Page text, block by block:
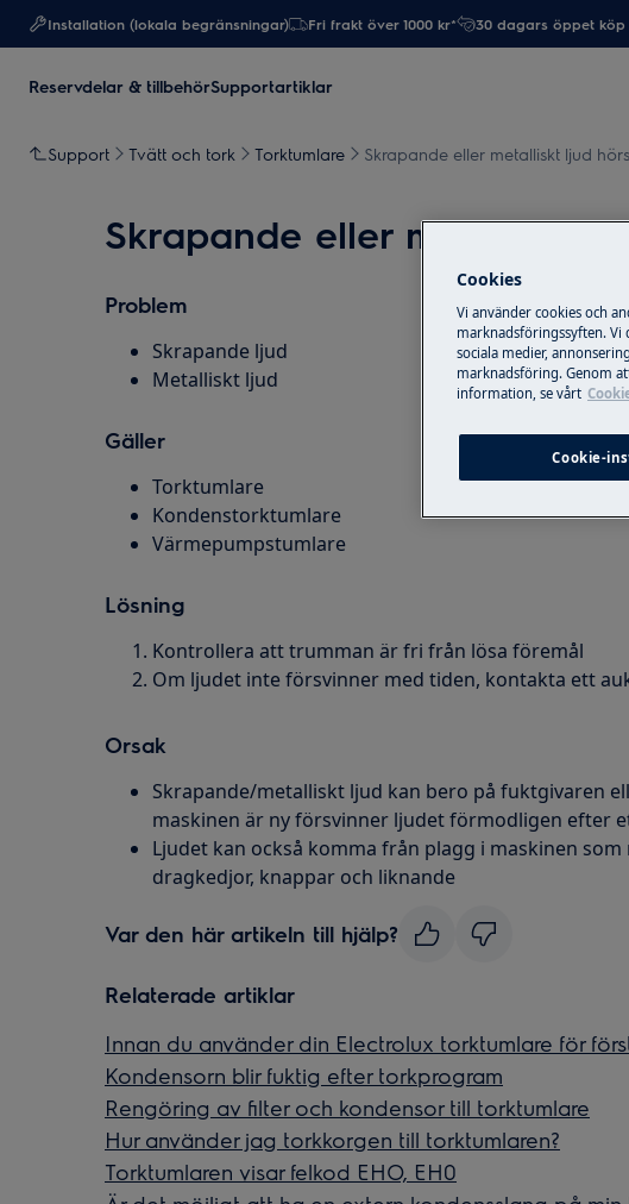
Installation (lokala begränsningar) Fri frakt över 1000 kr* 30 dagars öppet
Reservdelar & tillbehörSupportartiklar
Support Tvätt och tork Torktumlare Skrapande eller metalliskt ljud
Skrapande eller metalliskt
Problem
Skrapande ljud
Metalliskt ljud
Gäller
Torktumlare
Kondenstorktumlare
Värmepumpstumlare
Lösning
Kontrollera att trumman är fri från lösa föremål
Om ljudet inte försvinner med tiden, kontakta ett
Orsak
Skrapande/metalliskt ljud kan bero på fuktgivaren
maskinen är ny försvinner ljudet förmodligen efter
Ljudet kan också komma från plagg i maskinen som
dragkedjor, knappar och liknande
Var den här artikeln till hjälp?
Relaterade artiklar
Innan du använder din Electrolux torktumlare för
Kondensorn blir fuktig efter torkprogram
Rengöring av filter och kondensor till torktumlare
Hur använder jag torkkorgen till torktumlaren?
Torktumlaren visar felkod EHO, EH0
Cookies
Vi använder cookies och
marknadsföringssyften.
sociala medier,
marknadsföring. Genom
information, se vårt
Cookie-